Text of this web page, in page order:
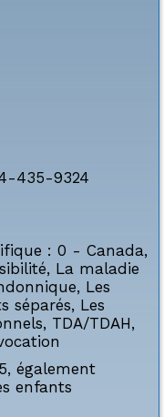
435-9324
: 0 - Canada,
, La maladie
, Les
séparés, Les
, TDA/TDAH,
également
enfants